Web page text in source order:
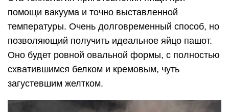
помощи вакуума и точно выставленной
температуры. Очень долговременный способ, но
позволяющий получить идеальное яйцо пашот.
Оно будет ровной овальной формы, с полностью
схватившимся белком и кремовым, чуть
загустевшим желтком.